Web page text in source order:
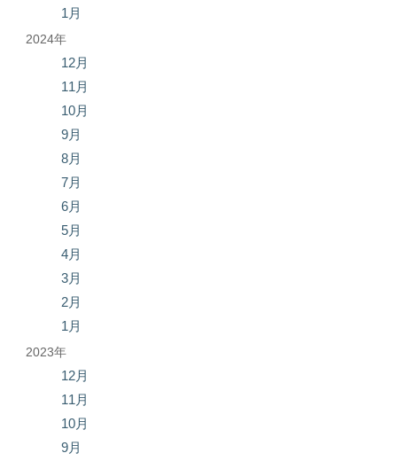
1月
2024年
12月
11月
10月
9月
8月
7月
6月
5月
4月
3月
2月
1月
2023年
12月
11月
10月
9月